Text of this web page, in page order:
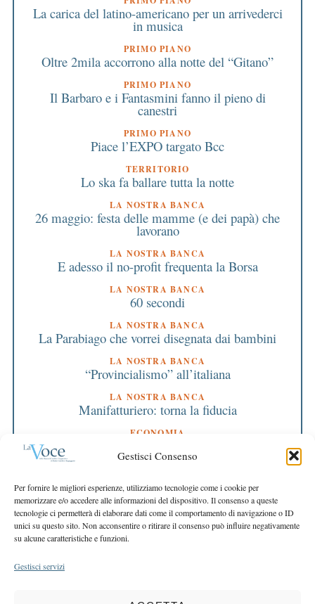
Gestisci Consenso
Per fornire le migliori esperienze, utilizziamo tecnologie come i cookie per
memorizzare e/o accedere alle informazioni del dispositivo. Il consenso a queste
tecnologie ci permetterà di elaborare dati come il comportamento di navigazione o ID
unici su questo sito. Non acconsentire o ritirare il consenso può influire negativamente
su alcune caratteristiche e funzioni.
Gestisci servizi
La carica del latino-americano per un arrivederci
in musica
PRIMO PIANO
Oltre 2mila accorrono alla notte del “Gitano”
PRIMO PIANO
Il Barbaro e i Fantasmini fanno il pieno di
canestri
PRIMO PIANO
Piace l’EXPO targato Bcc
TERRITORIO
Lo ska fa ballare tutta la notte
LA NOSTRA BANCA
26 maggio: festa delle mamme (e dei papà) che
lavorano
LA NOSTRA BANCA
E adesso il no-profit frequenta la Borsa
LA NOSTRA BANCA
60 secondi
LA NOSTRA BANCA
La Parabiago che vorrei disegnata dai bambini
LA NOSTRA BANCA
“Provincialismo” all’italiana
LA NOSTRA BANCA
Manifatturiero: torna la fiducia
ECONOMIA
Tutte le risposte sulla salute si trovano nel sito
web europeo
Siamo in piena tabella di marcia
EDITORIALE PRESIDENTE
I nostri valori indicano la rotta